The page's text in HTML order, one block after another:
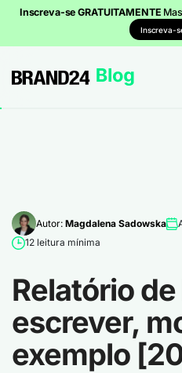
Inscreva-se GRATUITAMENTE
Inscreva-
Autor: Magdalena Sadowska
12 leitura mínima
Relatório
escrever,
exemplo